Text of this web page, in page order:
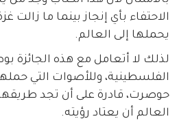
الاحتفاء بأي إنجاز بينما ما زالت
يحملها إلى العالم.
لذلك لا أتعامل مع هذه الجائزة
الفلسطينية، وللأصوات التي
حوصرت، قادرة على أن تجد طريقها،
العالم أن يعتاد رؤيته.